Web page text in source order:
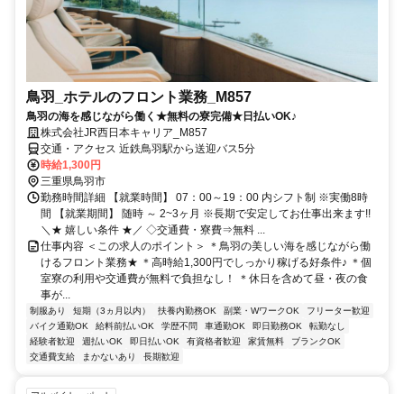
鳥羽_ホテルのフロント業務_M857
鳥羽の海を感じながら働く★無料の寮完備★日払いOK♪
株式会社JR西日本キャリア_M857
交通・アクセス 近鉄鳥羽駅から送迎バス5分
時給1,300円
三重県鳥羽市
勤務時間詳細 【就業時間】 07：00～19：00 内シフト制 ※実働8時
間 【就業期間】 随時 ～ 2~3ヶ月 ※長期で安定してお仕事出来ます!!
＼★ 嬉しい条件 ★／ ◇交通費・寮費⇒無料 ...
仕事内容 ＜この求人のポイント＞ ＊鳥羽の美しい海を感じながら働
けるフロント業務★ ＊高時給1,300円でしっかり稼げる好条件♪ ＊個
室寮の利用や交通費が無料で負担なし！ ＊休日を含めて昼・夜の食
事が...
制服あり 短期（3ヵ月以内） 扶養内勤務OK 副業・WワークOK
フリーター歓迎
バイク通勤OK
給料前払いOK 学歴不問 車通勤OK 即日勤務OK
転勤なし
経験者歓迎
週払いOK 即日払いOK 有資格者歓迎 家賃無料
ブランクOK
交通費支給
まかないあり 長期歓迎